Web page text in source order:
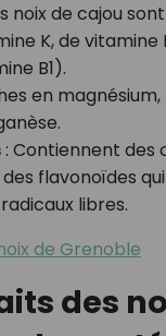
noix de cajou
K, de vitamine
B1).
en
: Contiennent des
flavonoïdes
libres.
de Grenoble
des